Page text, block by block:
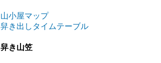
山小屋マップ
舁き出しタイムテーブル
舁き山笠